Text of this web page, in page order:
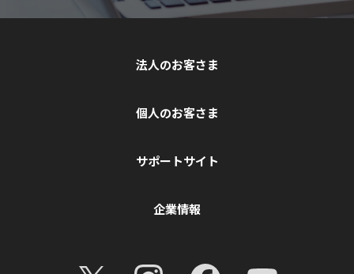
法人のお客さま
個人のお客さま
サポートサイト
企業情報